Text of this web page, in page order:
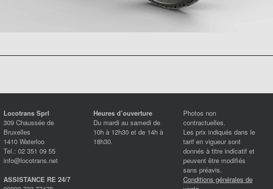
Locotrans Sprl
309 Chaussée de
Bruxelles
1410 Waterloo
Tel.: 02 351 09 55
info@locotrans.net
ASSISTANCE RE 24/7
Heures d’ouverture
Du mardi au samedi de
10h à 12h30 et de 14h à
18h30.
Photos non
contractuelles.
Les prix indiqués dans le
tarif en vigueur sont
donnés à titre indicatif et
peuvent être modifiés
sans préavis.
Conditions générales de